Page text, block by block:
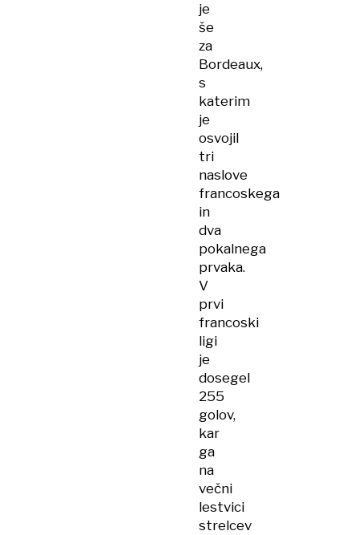
je
še
za
Bordeaux,
s
katerim
je
osvojil
tri
naslove
francoskega
in
dva
pokalnega
prvaka.
V
prvi
francoski
ligi
je
dosegel
255
golov,
kar
ga
na
večni
lestvici
strelcev